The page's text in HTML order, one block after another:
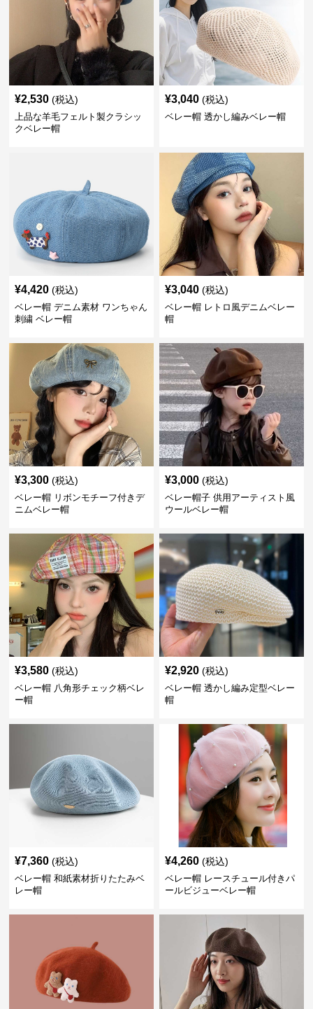
¥2,530 (税込)
上品な羊毛フェルト製クラシッ
クベレー帽
¥3,040 (税込)
ベレー帽 透かし編みベレー帽
¥4,420 (税込)
ベレー帽 デニム素材 ワンちゃん
刺繍 ベレー帽
¥3,040 (税込)
ベレー帽 レトロ風デニムベレー
帽
¥3,300 (税込)
ベレー帽 リボンモチーフ付きデ
ニムベレー帽
¥3,000 (税込)
ベレー帽子 供用アーティスト風
ウールベレー帽
¥3,580 (税込)
ベレー帽 八角形チェック柄ベレ
ー帽
¥2,920 (税込)
ベレー帽 透かし編み定型ベレー
帽
¥7,360 (税込)
ベレー帽 和紙素材折りたたみベ
レー帽
¥4,260 (税込)
ベレー帽 レースチュール付きパ
ールビジューベレー帽